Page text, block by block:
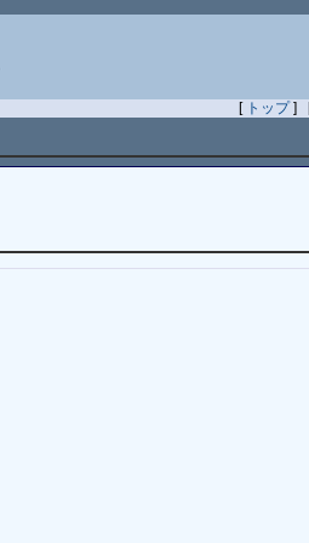
[ トップ]